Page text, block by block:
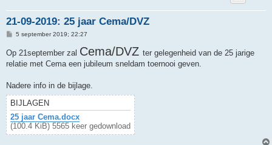
21-09-2019: 25 jaar Cema/DVZ
B
i
c
5 september 2019; 22:27
Op 21september zal Cema/DVZ ter gelegenheid van de 25 jarige
relatie met Cema een jubileum sneldam toernooi geven.
Nadere info in de bijlage.
BIJLAGEN
25 jaar Cema.docx
(100.4 KiB) 5565 keer gedownload